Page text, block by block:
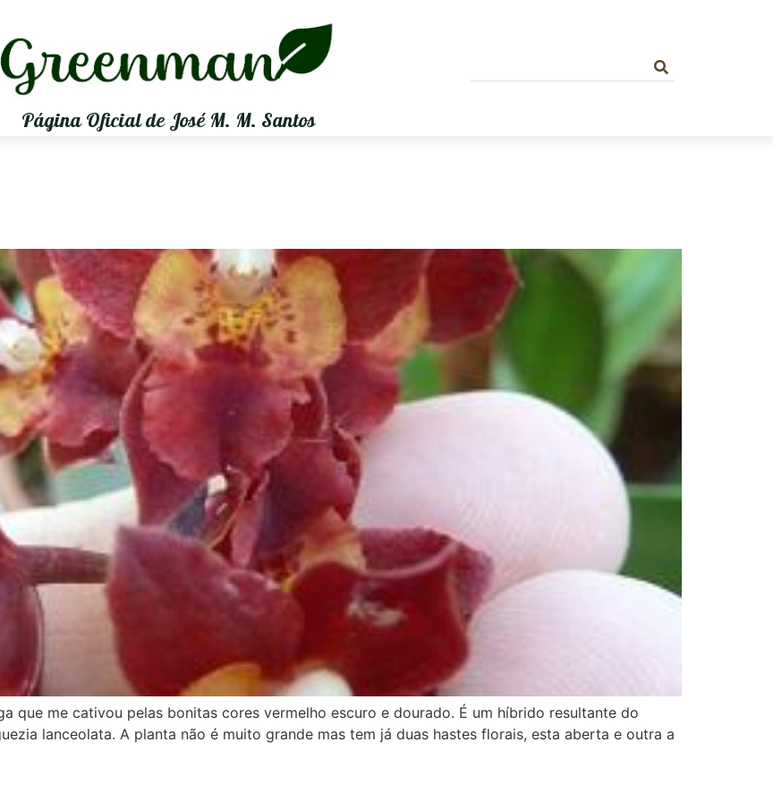
Página Oficial de José M. M. Santos
que me cativou pelas bonitas cores vermelho escuro e dourado. É um híbrido resultante do
lanceolata. A planta não é muito grande mas tem já duas hastes florais, esta aberta e outra a